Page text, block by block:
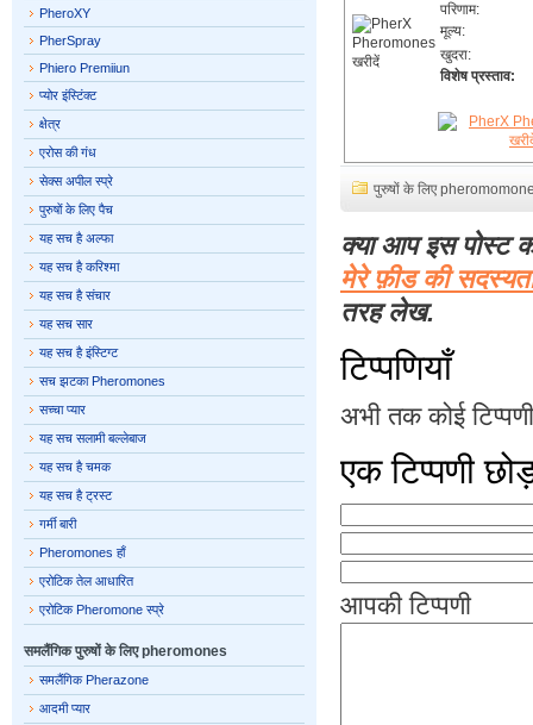
परिणाम:
मूल्य:
खुदरा:
विशेष प्रस्ताव:
पुरुषों के लिए
क्या आप इस पोस्ट
मेरे फ़ीड की
तरह लेख.
टिप्पणियाँ
अभी तक कोई
एक टिप्पणी
आपकी टिप्पणी
PheroXY
PherSpray
Phiero Premiiun
प्योर इंस्टिंक्ट
क्षेत्र
एरोस की गंध
सेक्स अपील स्प्रे
पुरुषों के लिए पैच
यह सच है अल्फा
यह सच है करिश्मा
यह सच है संचार
यह सच सार
यह सच है इंस्टिग्ट
सच झटका Pheromones
सच्चा प्यार
यह सच सलामी बल्लेबाज
यह सच है चमक
यह सच है ट्रस्ट
गर्मी बारी
Pheromones हाँ
एरोटिक तेल आधारित
एरोटिक Pheromone स्प्रे
समलैंगिक पुरुषों के लिए pheromones
समलैंगिक Pherazone
आदमी प्यार